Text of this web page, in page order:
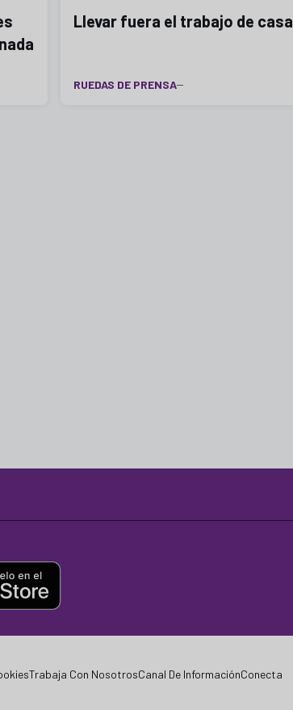
Llevar fuera el trabajo de casa
RUEDAS DE PRENSA
Trabaja Con NosotrosCanal De InformaciónConecta